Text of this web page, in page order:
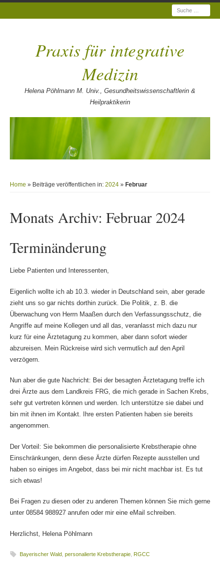
Suche
Praxis für integrative
Medizin
Helena Pöhlmann M. Univ., Gesundheitswissenschaftlerin &
Heilpraktikerin
Home » Beiträge veröffentlichen in: 2024» Februar
Monats Archiv: Februar 2024
Terminänderung
Liebe Patienten und Interessenten,
Eigenlich wollte ich ab 10.3. wieder in Deutschland sein, aber gerade
zieht uns so gar nichts dorthin zurück. Die Politik, z. B. die
Überwachung von Herrn Maaßen durch den Verfassungsschutz, die
Angriffe auf meine Kollegen und all das, veranlasst mich dazu nur
kurz für eine Ärztetagung zu kommen, aber dann sofort wieder
abzureisen. Mein Rückreise wird sich vermutlich auf den April
verzögern.
Nun aber die gute Nachricht: Bei der besagten Ärztetagung treffe ich
drei Ärzte aus dem Landkreis FRG, die mich gerade in Sachen Krebs,
sehr gut vertreten können und werden. Ich unterstütze sie dabei und
bin mit ihnen im Kontakt. Ihre ersten Patienten haben sie bereits
angenommen.
Der Vorteil: Sie bekommen die personalisierte Krebstherapie ohne
Einschränkungen, denn diese Ärzte dürfen Rezepte ausstellen und
haben so einiges im Angebot, dass bei mir nicht machbar ist. Es tut
sich etwas!
Bei Fragen zu diesen oder zu anderen Themen können Sie mich gerne
unter 08584 988927 anrufen oder mir eine eMail schreiben.
Herzlichst, Helena Pöhlmann
Bayerischer Wald, personalierte Krebstherapie, RGCC